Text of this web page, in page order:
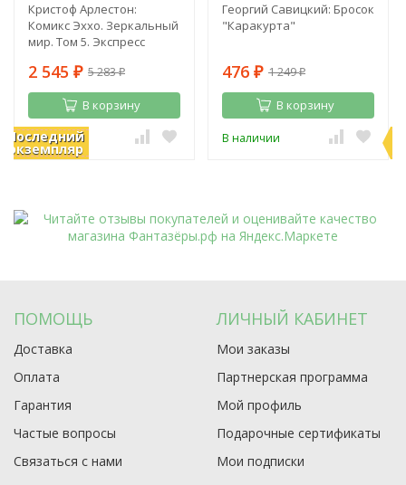
Последний
экземпляр
Кристоф Арлестон:
Комикс Эххо. Зеркальный
мир. Том 5. Экспресс
Призрак в Пекине
2 545 ₽ 5 283₽
В корзину
В наличии
Георгий Савицкий: Бросок
"Каракурта"
476 ₽ 1 249₽
В корзину
В наличии
ПОМОЩЬ
Доставка
Оплата
Гарантия
Частые вопросы
Связаться с нами
ЛИЧНЫЙ КАБИНЕТ
Мои заказы
Партнерская программа
Мой профиль
Подарочные сертификаты
Мои подписки